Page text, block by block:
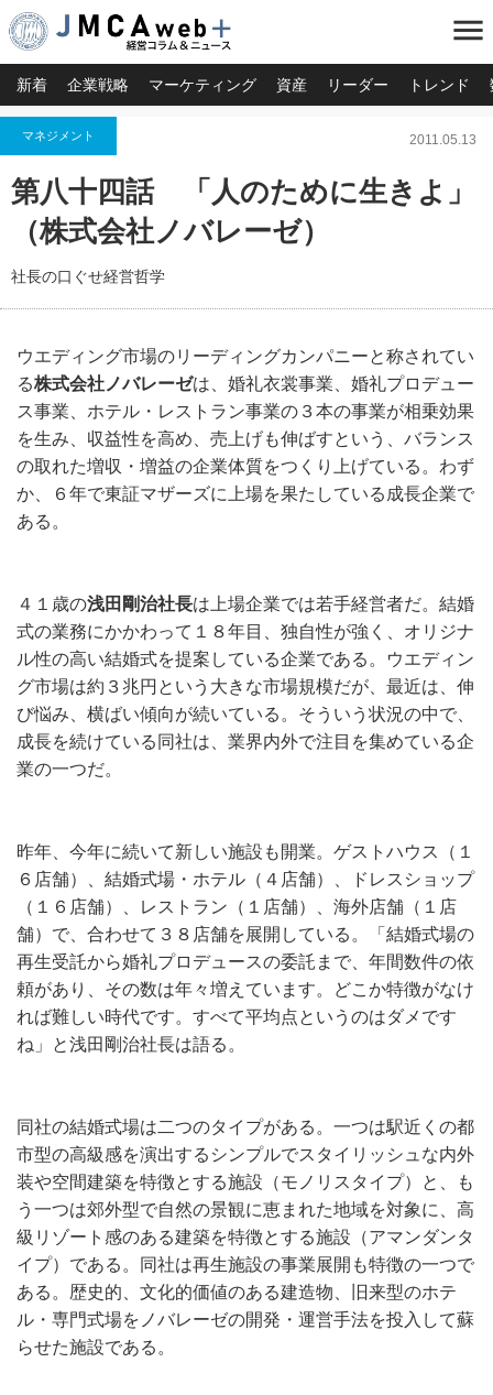
menu
新着 企業戦略 マーケティング 資産 リーダー トレンド
マネジメント 2011.05.13
第八十四話 「人のために生きよ」
（株式会社ノバレーゼ）
社長の口ぐせ経営哲学
ウエディング市場のリーディングカンパニーと称されてい
る株式会社ノバレーゼは、婚礼衣裳事業、婚礼プロデュー
ス事業、ホテル・レストラン事業の３本の事業が相乗効果
を生み、収益性を高め、売上げも伸ばすという、バランス
の取れた増収・増益の企業体質をつくり上げている。わず
か、６年で東証マザーズに上場を果たしている成長企業で
ある。
４１歳の浅田剛治社長は上場企業では若手経営者だ。結婚
式の業務にかかわって１８年目、独自性が強く、オリジナ
ル性の高い結婚式を提案している企業である。ウエディン
グ市場は約３兆円という大きな市場規模だが、最近は、伸
び悩み、横ばい傾向が続いている。そういう状況の中で、
成長を続けている同社は、業界内外で注目を集めている企
業の一つだ。
昨年、今年に続いて新しい施設も開業。ゲストハウス（１
６店舗）、結婚式場・ホテル（４店舗）、ドレスショップ
（１６店舗）、レストラン（１店舗）、海外店舗（１店
舗）で、合わせて３８店舗を展開している。「結婚式場の
再生受託から婚礼プロデュースの委託まで、年間数件の依
頼があり、その数は年々増えています。どこか特徴がなけ
れば難しい時代です。すべて平均点というのはダメです
ね」と浅田剛治社長は語る。
同社の結婚式場は二つのタイプがある。一つは駅近くの都
市型の高級感を演出するシンプルでスタイリッシュな内外
装や空間建築を特徴とする施設（モノリスタイプ）と、も
う一つは郊外型で自然の景観に恵まれた地域を対象に、高
級リゾート感のある建築を特徴とする施設（アマンダンタ
イプ）である。同社は再生施設の事業展開も特徴の一つで
ある。歴史的、文化的価値のある建造物、旧来型のホテ
ル・専門式場をノバレーゼの開発・運営手法を投入して蘇
らせた施設である。